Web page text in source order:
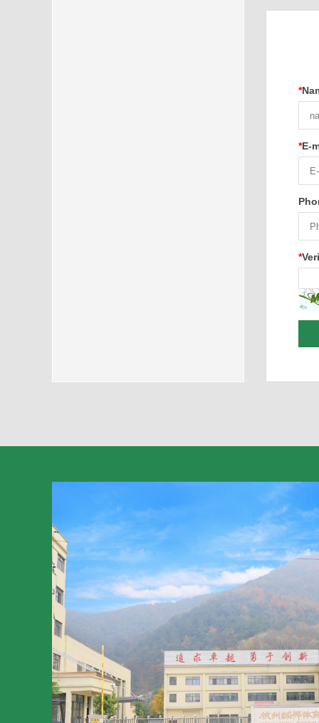
*
*E-
*